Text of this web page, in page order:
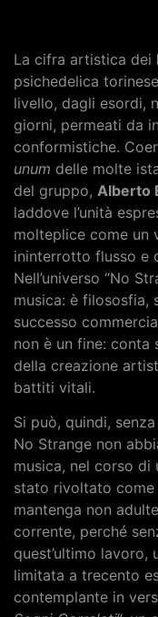
La cifra artistica dei
psichedelica
livello, dagli esordi,
giorni, permeati da
conformistiche.
unum delle molte
del gruppo, Alberto
laddove l’unità
molteplice come un
ininterrotto flusso e
Nell’universo “No
musica: è filososfia,
successo
non è un fine: conta
della creazione
battiti vitali.
Si può, quindi,
No Strange non
musica, nel corso
stato rivoltato come
mantenga non
corrente, perché
quest’ultimo
limitata a trecento
contemplante in